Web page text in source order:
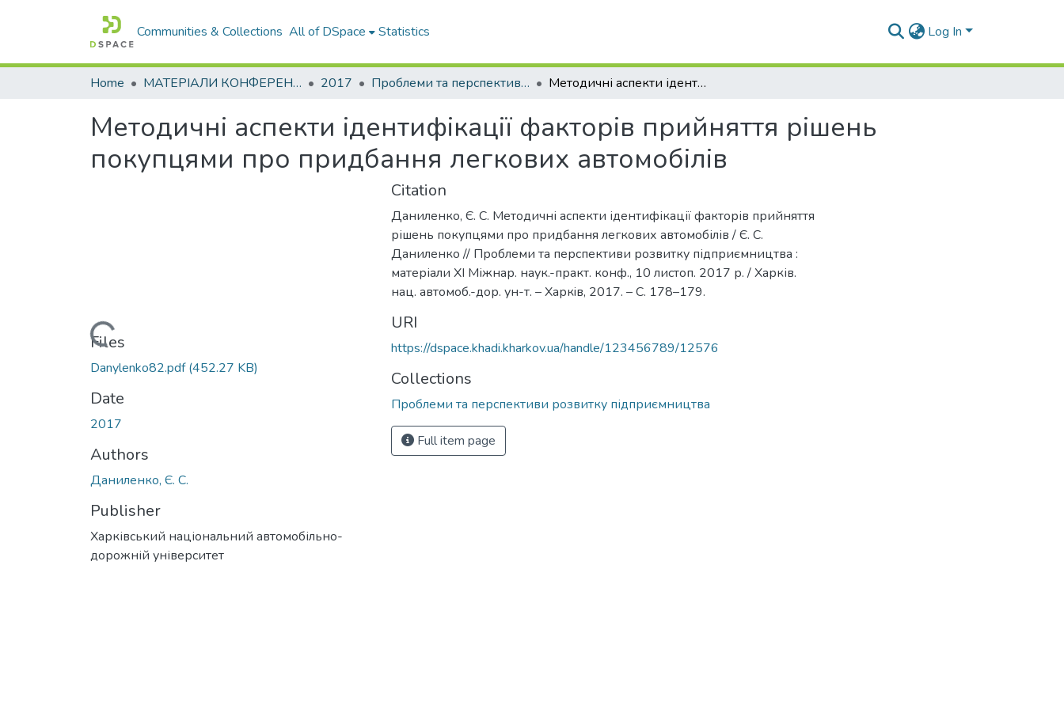
Communities & Collections All of DSpace Statistics Log In
Home МАТЕРІАЛИ КОНФЕРЕНЦІЙ 2017 Проблеми та перспективи розвитку підприємництва Методичні аспекти ідентифікації факторів прийняття рішень покупцями про придбання легкових автомобілів
Методичні аспекти ідентифікації факторів прийняття рішень
покупцями про придбання легкових автомобілів
Loading...
Files
Danylenko82.pdf(452.27 KB)
Date
2017
Authors
Даниленко, Є. С.
Publisher
Харківський національний автомобільно-
дорожній університет
Citation
Даниленко, Є. С. Методичні аспекти ідентифікації факторів прийняття
рішень покупцями про придбання легкових автомобілів / Є. С.
Даниленко // Проблеми та перспективи розвитку підприємництва :
матеріали ХІ Міжнар. наук.-практ. конф., 10 листоп. 2017 р. / Харків.
нац. автомоб.-дор. ун-т. – Харкiв, 2017. – С. 178–179.
URI
https://dspace.khadi.kharkov.ua/handle/123456789/12576
Collections
Проблеми та перспективи розвитку підприємництва
Full item page